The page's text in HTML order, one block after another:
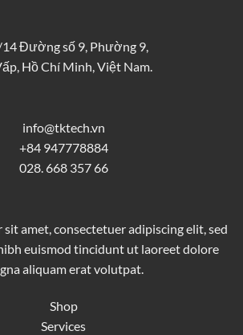
Đường số 9, Phường 9,
Hồ Chí Minh, Việt Nam.
info@tktech.vn
+84 947778884
028. 668 357 66
amet, consectetuer adipiscing elit, sed
euismod tincidunt ut laoreet dolore
aliquam erat volutpat.
Shop
Services